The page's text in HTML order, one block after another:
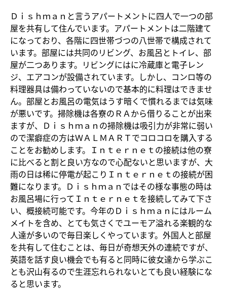
Ｄｉｓｈｍａｎと言うアパートメントに四人で一つの部
屋を共有して住んでいます。アパートメントは二階建て
になっており、各階に四世帯づつの八世帯で構成されて
います。部屋には共同のリビング、お風呂とトイレ、部
屋が二つあります。リビングにはに冷蔵庫と電子レン
ジ、エアコンが設備されています。しかし、コンロ等の
料理器具は備わっていないので基本的に料理はできませ
ん。部屋とお風呂の電気はうす暗くで慣れるまでは気味
が悪いです。掃除機は各寮のＲＡから借りることが出来
ますが、Ｄｉｓｈｍａｎの掃除機は吸引力が非常に弱い
ので潔癖症の方はＷＡＬＭＡＲＴでコロコロを購入する
ことをお勧めします。Ｉｎｔｅｒｎｅｔの接続は他の寮
に比べると割と良い方なので心配ないと思いますが、大
雨の日は稀に停電が起こりＩｎｔｅｒｎｅｔの接続が困
難になります。Ｄｉｓｈｍａｎではその様な事態の時は
お風呂場に行ってＩｎｔｅｒｎｅｔを接続してみて下さ
い、概接続可能です。今年のＤｉｓｈｍａｎにはルーム
メイトを含め、とても気さくでユーモア溢れる楽観的な
人達が多いので毎日楽しくやっています。外国人と部屋
を共有して住むことは、毎日が奇想天外の連続ですが、
英語を話す良い機会でも有ると同時に彼女達から学ぶこ
とも沢山有るので生涯忘れられないとても良い経験にな
ると思います。